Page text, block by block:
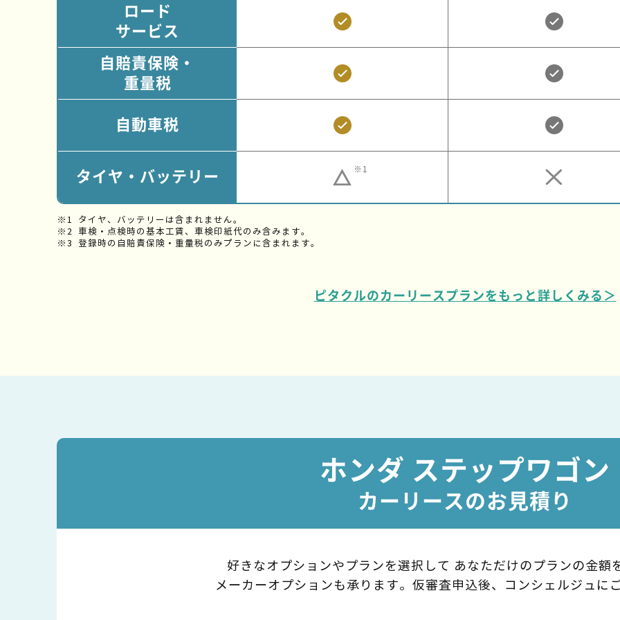
ロード
サービス
自賠責保険・
重量税
自動車税
タイヤ・バッテリー ※1
タイヤ、バッテリーは含まれません。
車検・点検時の基本工賃、車検印紙代のみ含みます。
登録時の自賠責保険・重量税のみプランに含まれます。
ピタクルのカーリースプランをもっと詳しくみる＞
ホンダ ステップワゴン
カーリースのお見積り
好きなオプションやプランを選択して あなただけのプランの金額
メーカーオプションも承ります。 仮審査申込後、コンシェルジュに